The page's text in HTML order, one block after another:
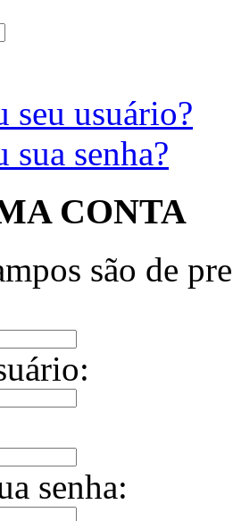
seu usuário?
sua senha?
CONTA
são de
senha: